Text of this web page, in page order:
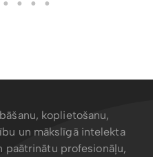
koplietošanu,
un mākslīgā intelekta
paātrinātu profesionāļu,